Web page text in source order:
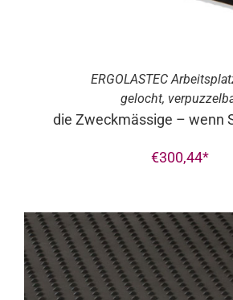
ERGOLASTEC
gelocht,
die Zweckmässige – wenn
€300,44